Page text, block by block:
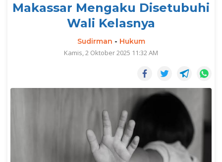
Makassar Mengaku Disetubuhi
Wali Kelasnya
Sudirman - Hukum
Kamis, 2 Oktober 2025 11:32 AM